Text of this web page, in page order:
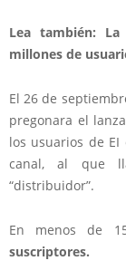
Lea también:
millones de
El 26 de
pregonara el
los usuarios de
canal, al que
“distribuidor”.
En menos de
suscriptores.